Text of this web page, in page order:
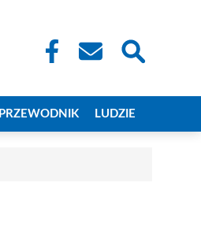
PRZEWODNIK LUDZIE